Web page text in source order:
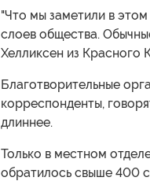
"Что мы заметили в
слоев общества.
Хелликсен из Красного
Благотворительные
корреспонденты,
длиннее.
Только в местном
обратилось свыше 400